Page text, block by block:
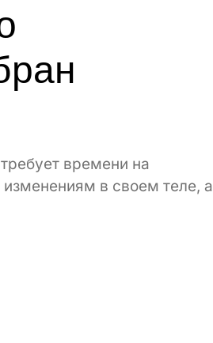
времени на
в своем теле, а